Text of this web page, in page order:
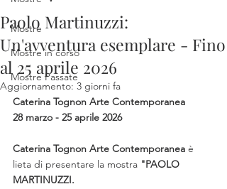
Mostre
Mostre in corso
Mostre Passate
Paolo Martinuzzi:
Un'avventura esemplare - Fino
al 25 aprile 2026
Aggiornamento: 3 giorni fa
Caterina Tognon Arte Contemporanea
28 marzo - 25 aprile 2026
Caterina Tognon Arte Contemporanea è
lieta di presentare la mostra "PAOLO
MARTINUZZI.